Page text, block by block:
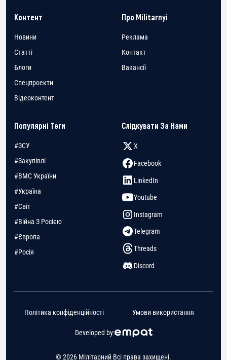
Контент
Новини
Статті
Блоги
Спецпроекти
Відеоконтент
Про Militarnyi
Реклама
Контакт
Вакансії
Популярні Теги
#ЗСУ
#Закупівлі
#ВМС України
#Україна
#Світ
#Війна З Росією
#Європа
#Росія
Слідкувати За Нами
X
Facebook
LinkedIn
Youtube
Instagram
Telegram
Threads
Discord
© 2026 Мілітарний Всі права захищені.
Developed by:
Політика конфіденційності Умови використання